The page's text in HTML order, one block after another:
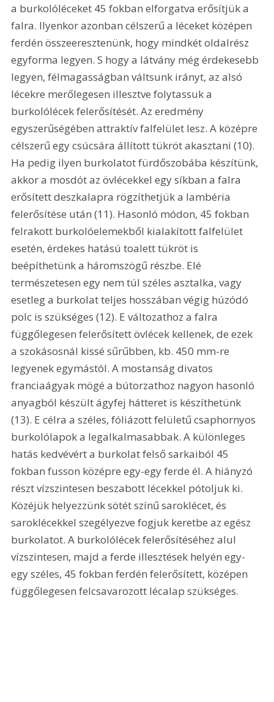
a burkolóléceket 45 fokban elforgatva erősítjük a
falra. Ilyenkor azonban célszerű a léceket középen
ferdén összeeresztenünk, hogy mindkét oldalrész
egyforma legyen. S hogy a látvány még érdekesebb
legyen, félmagasságban váltsunk irányt, az alsó
lécekre merőlegesen illesztve folytassuk a
burkolólécek felerősítését. Az eredmény
egyszerűségében attraktív falfelület lesz. A középre
célszerű egy csúcsára állított tükröt akasztani (10).
Ha pedig ilyen burkolatot fürdőszobába készítünk,
akkor a mosdót az övlécekkel egy síkban a falra
erősített deszkalapra rögzíthetjük a lambéria
felerősítése után (11). Hasonló módon, 45 fokban
felrakott burkolóelemekből kialakított falfelület
esetén, érdekes hatású toalett tükröt is
beépíthetünk a háromszögű részbe. Elé
természetesen egy nem túl széles asztalka, vagy
esetleg a burkolat teljes hosszában végig húzódó
polc is szükséges (12). E változathoz a falra
függőlegesen felerősített övlécek kellenek, de ezek
a szokásosnál kissé sűrűbben, kb. 450 mm-re
legyenek egymástól. A mostanság divatos
franciaágyak mögé a bútorzathoz nagyon hasonló
anyagból készült ágyfej hátteret is készíthetünk
(13). E célra a széles, fóliázott felületű csaphornyos
burkolólapok a legalkalmasabbak. A különleges
hatás kedvévért a burkolat felső sarkaiból 45
fokban fusson középre egy-egy ferde él. A hiányzó
részt vízszintesen beszabott lécekkel pótoljuk ki.
Közéjük helyezzünk sötét színű saroklécet, és
saroklécekkel szegélyezve fogjuk keretbe az egész
burkolatot. A burkolólécek felerősítéséhez alul
vízszintesen, majd a ferde illesztések helyén egy-
egy széles, 45 fokban ferdén felerősített, középen
függőlegesen felcsavarozott lécalap szükséges.